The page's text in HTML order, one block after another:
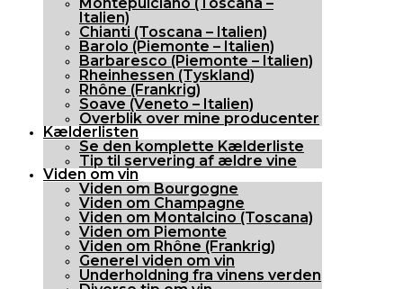
Italien)
Chianti (Toscana – Italien)
Barolo (Piemonte – Italien)
Barbaresco (Piemonte – Italien)
Rheinhessen (Tyskland)
Rhône (Frankrig)
Soave (Veneto – Italien)
Overblik over mine producenter
Kælderlisten
Se den komplette Kælderliste
Tip til servering af ældre vine
Viden om vin
Viden om Bourgogne
Viden om Champagne
Viden om Montalcino (Toscana)
Viden om Piemonte
Viden om Rhône (Frankrig)
Generel viden om vin
Underholdning fra vinens verden